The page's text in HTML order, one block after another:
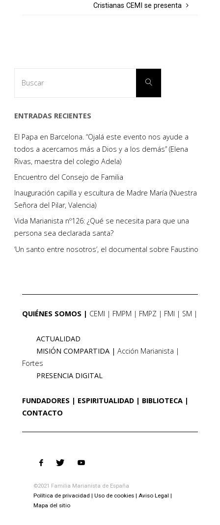
Cristianas CEMI se presenta
Buscar
ENTRADAS RECIENTES
El Papa en Barcelona. “Ojalá este evento nos ayude a
todos a acercarnos más a Dios y a los demás” (Elena
Rivas, maestra del colegio Adela)
Encuentro del Consejo de Familia
Inauguración capilla y escultura de Madre María (Nuestra
Señora del Pilar, Valencia)
Vida Marianista nº126: ¿Qué se necesita para que una
persona sea declarada santa?
‘Un santo entre nosotros’, el documental sobre Faustino
QUIÉNES SOMOS CEMI FMPM FMPZ FMI SM
ACTUALIDAD
MISIÓN COMPARTIDA
Acción Marianista
Fortes
PRESENCIA DIGITAL
FUNDADORES ESPIRITUALIDAD
BIBLIOTECA
CONTACTO
©2021 Familia Marianista de España
Política de privacidad
Uso de cookies
Aviso Legal
Mapa del sitio